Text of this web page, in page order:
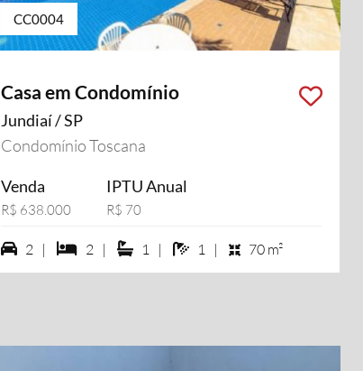
CC0004
Casa em Condomínio
Jundiaí / SP
Condomínio Toscana
Venda
R$ 638.000
IPTU Anual
R$ 70
2 vagas na garagem
2 | 2 dormiórios
2 | 1 suítes
1 | 1 banheiros
1 | 70 m²